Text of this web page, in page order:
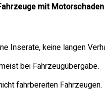
mit Motorschaden
Inserate, keine langen
bei Fahrzeugübergabe.
fahrbereiten Fahrzeugen.